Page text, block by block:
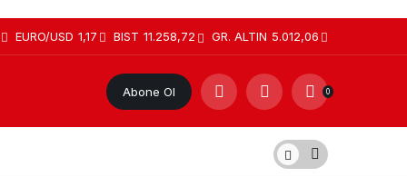
EURO/USD 1,17 BIST 11.258,72 GR. ALTIN 5.012,06
Abone Ol 0